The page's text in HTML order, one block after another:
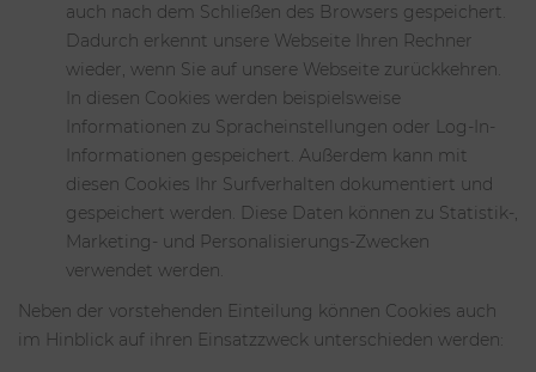
auch nach dem Schließen des Browsers gespeichert.
Dadurch erkennt unsere Webseite Ihren Rechner
wieder, wenn Sie auf unsere Webseite zurückkehren.
In diesen Cookies werden beispielsweise
Informationen zu Spracheinstellungen oder Log-In-
Informationen gespeichert. Außerdem kann mit
diesen Cookies Ihr Surfverhalten dokumentiert und
gespeichert werden. Diese Daten können zu Statistik-,
Marketing- und Personalisierungs-Zwecken
verwendet werden.
Neben der vorstehenden Einteilung können Cookies auch
im Hinblick auf ihren Einsatzzweck unterschieden werden: